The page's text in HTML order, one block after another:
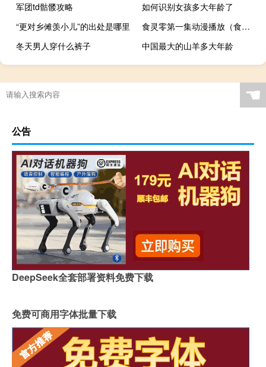
军团td骷髅攻略
如何识别女孩多大年龄了
“更对乡傩羡小儿”的出处是哪里
食灵零第一集动漫播放（食灵零第二季）
冬天男人穿什么裤子
中国最大的山羊多大年龄
☚
公告
DeepSeek全套部署资料免费下载
免费可商用字体批量下载